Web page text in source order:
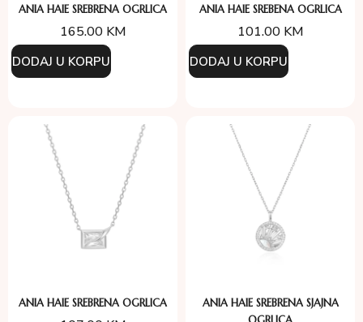
ANIA HAIE SREBRENA OGRLICA
165.00 KM
DODAJ U KORPU
ANIA HAIE SREBENA OGRLICA
101.00 KM
DODAJ U KORPU
ANIA HAIE SREBRENA OGRLICA
ANIA HAIE SREBRENA SJAJNA